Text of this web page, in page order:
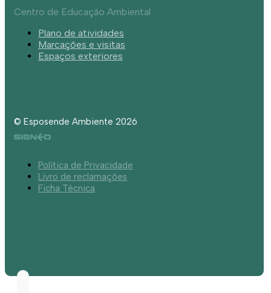
Centro de Educação Ambiental
Plano de atividades
Marcações e visitas
Espaços exteriores
© Esposende Ambiente 2026
Política de Privacidade
Livro de reclamações
Ficha Técnica